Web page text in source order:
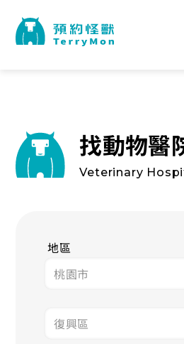
找動物醫
Veterinary
地區